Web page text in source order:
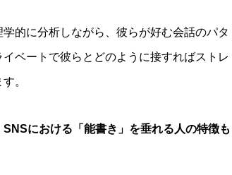
的に分析しながら、彼らが好む会話のパタ
ベートで彼らとどのように接すればストレ
。
における「能書き」を垂れる人の特徴も